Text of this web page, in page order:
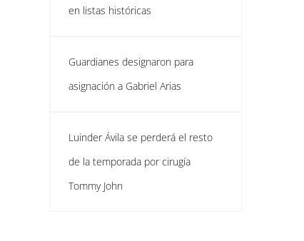
en listas históricas
Guardianes designaron para
asignación a Gabriel Arias
Luinder Ávila se perderá el resto
de la temporada por cirugía
Tommy John